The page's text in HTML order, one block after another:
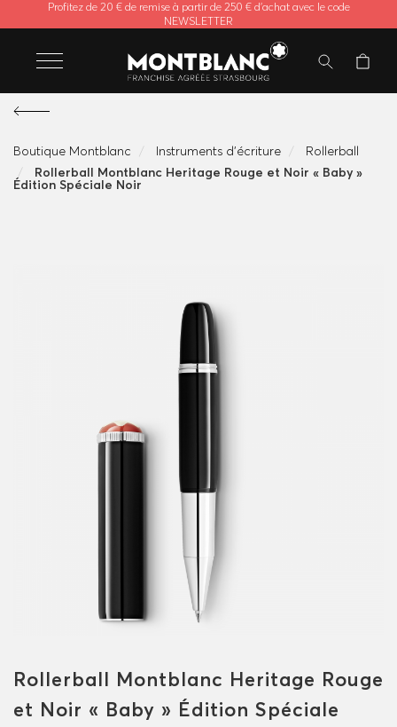
Profitez de 20 € de remise à partir de 250 € d'achat avec le code
NEWSLETTER
Boutique Montblanc Instruments d'écriture
Rollerball
Rollerball Montblanc Heritage Rouge et Noir « Baby »
Édition Spéciale Noir
Rollerball Montblanc Heritage Rouge
et Noir « Baby » Édition Spéciale